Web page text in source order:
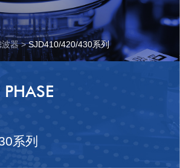
波器 >SJD410/420/430系列
系列